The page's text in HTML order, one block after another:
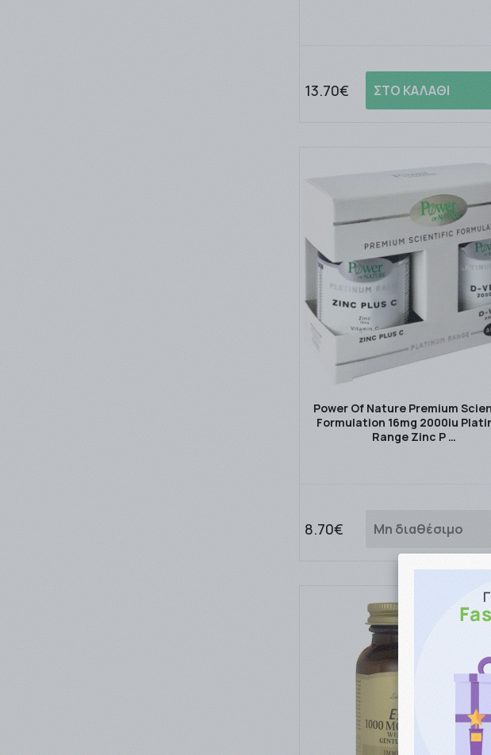
13.70€ ΣΤΟ ΚΑΛΑΘΙ
Power Of Nature Premium
Formulation 16mg 2000iu
Range Zinc P …
8.70€ Μη διαθέσιμο